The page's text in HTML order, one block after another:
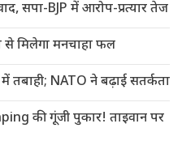
सपा-BJP में आरोप-प्रत्यार तेज
से मिलेगा मनचाहा फल
तबाही; NATO ने बढ़ाई सतर्कता
की गूंजी पुकार! ताइवान पर